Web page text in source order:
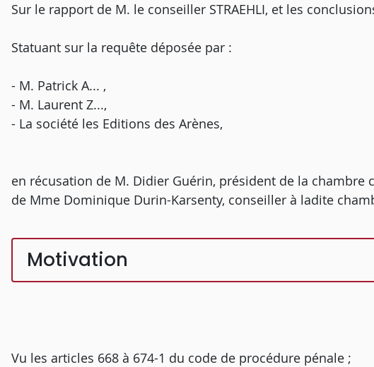
Sur le rapport de M. le conseiller STRAEHLI, et les
Statuant sur la requête déposée par :
- M. Patrick A... ,
- M. Laurent Z...,
- La société les Editions des Arènes,
en récusation de M. Didier Guérin, président de la chambre
de Mme Dominique Durin-Karsenty, conseiller à ladite
Motivation
Vu les articles 668 à 674-1 du code de procédure pénale ;